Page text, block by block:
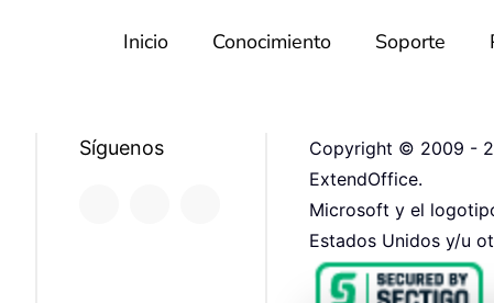
Inicio Conocimiento Soporte
Síguenos
Copyright © 2009 -
ExtendOffice.
Microsoft y el
Estados Unidos y/u